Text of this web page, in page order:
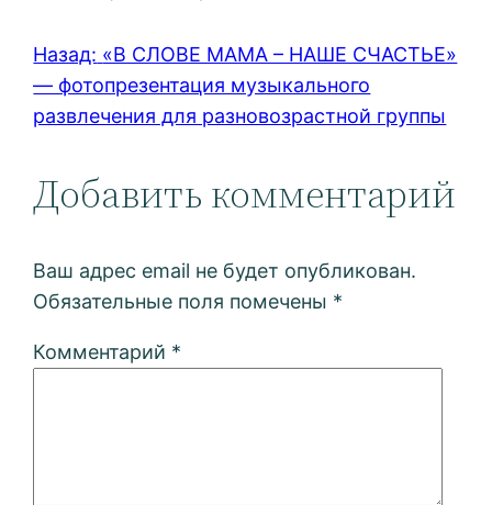
Назад: «В СЛОВЕ МАМА – НАШЕ СЧАСТЬЕ»
— фотопрезентация музыкального
развлечения для разновозрастной группы
Добавить комментарий
Ваш адрес email не будет опубликован.
Обязательные поля помечены *
Комментарий *